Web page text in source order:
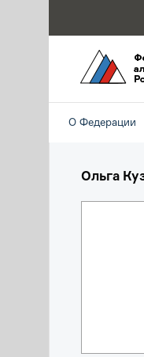
О Федерации
Ольга